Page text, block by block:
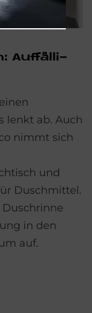
Auf­fäl­li­
lenkt ab. Auch
nimmt sich
und
Duschmittel.
in den
auf.